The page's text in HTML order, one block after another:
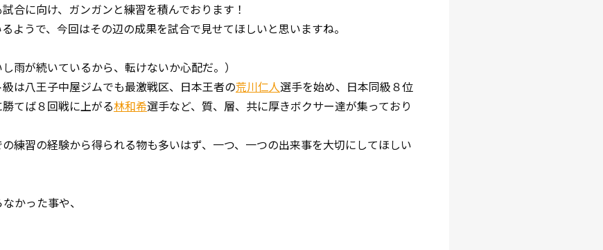
合に向け、ガンガンと練習を積んでおります！
ようで、今回はその辺の成果を試合で見せてほしいと思いますね。
雨が続いているから、転けないか心配だ。）
は八王子中屋ジムでも最激戦区、日本王者の荒川仁人選手を始め、日本同級８位
てば８回戦に上がる林和希選手など、質、層、共に厚きボクサー達が集っており
練習の経験から得られる物も多いはず、一つ、一つの出来事を大切にしてほしい
かった事や、